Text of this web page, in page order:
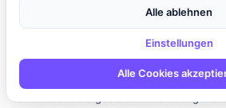
Eine zentrale Aufgabe ist die
Prozesse, um die Effizienz zu steigern.
umfassen die Planung und Koordination
Employee Central in die bestehende
technische und fachliche Anforderungen
Alle ablehnen
Einstellungen
Alle Cookies